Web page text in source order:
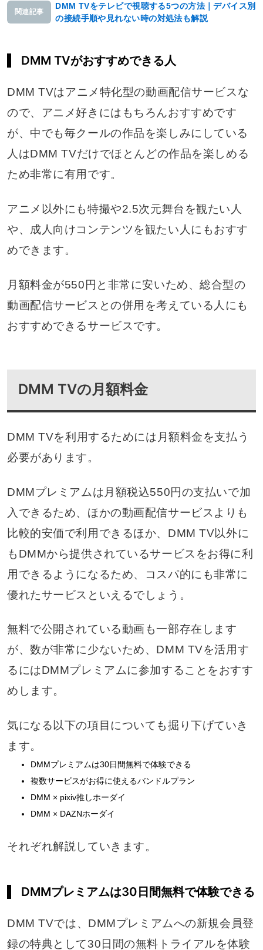
関連記事
DMM TVをテレビで視聴する5つの方法｜デバイス別
の接続手順や見れない時の対処法も解説
DMM TVがおすすめできる人
DMM TVはアニメ特化型の動画配信サービスな
ので、アニメ好きにはもちろんおすすめです
が、中でも毎クールの作品を楽しみにしている
人はDMM TVだけでほとんどの作品を楽しめる
ため非常に有用です。
アニメ以外にも特撮や2.5次元舞台を観たい人
や、成人向けコンテンツを観たい人にもおすす
めできます。
月額料金が550円と非常に安いため、総合型の
動画配信サービスとの併用を考えている人にも
おすすめできるサービスです。
DMM TVの月額料金
DMM TVを利用するためには月額料金を支払う
必要があります。
DMMプレミアムは月額税込550円の支払いで加
入できるため、ほかの動画配信サービスよりも
比較的安価で利用できるほか、DMM TV以外に
もDMMから提供されているサービスをお得に利
用できるようになるため、コスパ的にも非常に
優れたサービスといえるでしょう。
無料で公開されている動画も一部存在します
が、数が非常に少ないため、DMM TVを活用す
るにはDMMプレミアムに参加することをおすす
めします。
気になる以下の項目についても掘り下げていき
ます。
DMMプレミアムは30日間無料で体験できる
複数サービスがお得に使えるバンドルプラン
DMM × pixiv推しホーダイ
DMM × DAZNホーダイ
それぞれ解説していきます。
DMMプレミアムは30日間無料で体験できる
DMM TVでは、DMMプレミアムへの新規会員登
録の特典として30日間の無料トライアルを体験